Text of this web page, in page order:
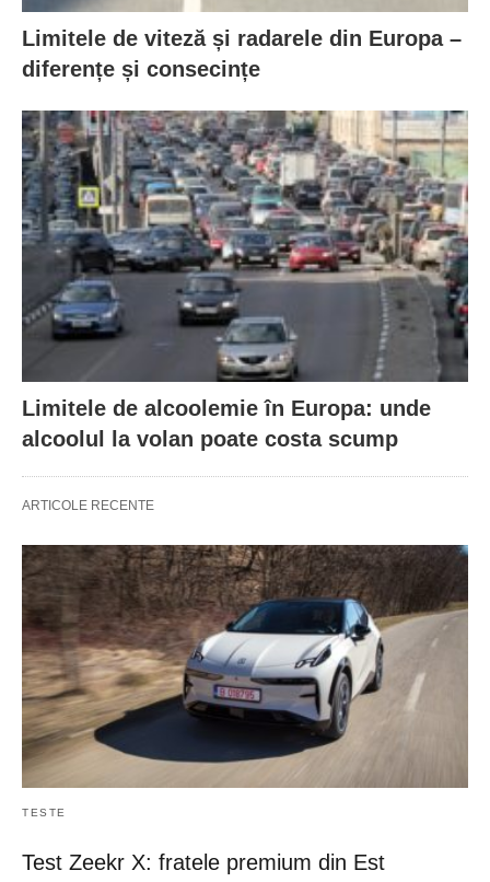
Limitele de viteză și radarele din Europa –
diferențe și consecințe
Limitele de alcoolemie în Europa: unde
alcoolul la volan poate costa scump
ARTICOLE RECENTE
TESTE
Test Zeekr X: fratele premium din Est